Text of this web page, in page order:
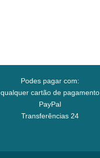
Podes pagar com:
qualquer cartão de pagamento
PayPal
Transferências 24